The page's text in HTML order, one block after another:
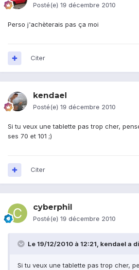
Posté(e) 19 décembre 2010
Perso j'achèterais pas ça moi
Citer
kendael
Posté(e) 19 décembre 2010
Si tu veux une tablette pas trop cher,
ses 70 et 101 ;)
Citer
cyberphil
Posté(e) 19 décembre 2010
Le 19/12/2010 à 12:21, kendael a
Si tu veux une tablette pas trop cher,